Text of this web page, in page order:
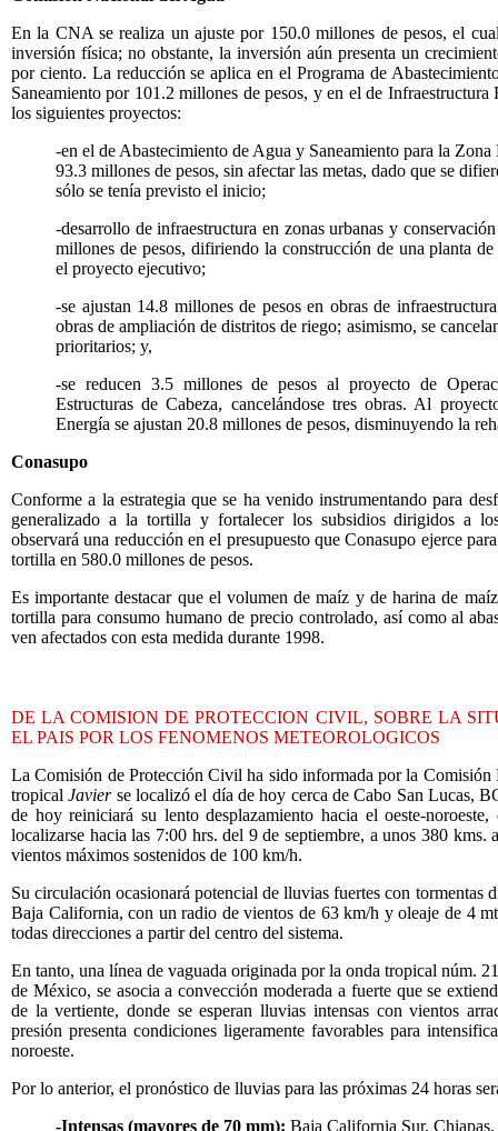
En la CNA se realiza un ajuste por 150.0 millones de pesos, el
inversión física; no obstante, la inversión aún presenta un
por ciento. La reducción se aplica en el Programa de
Saneamiento por 101.2 millones de pesos, y en el de
los siguientes proyectos:
-en el de Abastecimiento de Agua y Saneamiento para la
93.3 millones de pesos, sin afectar las metas, dado que se
sólo se tenía previsto el inicio;
-desarrollo de infraestructura en zonas urbanas y
millones de pesos, difiriendo la construcción de una planta
el proyecto ejecutivo;
-se ajustan 14.8 millones de pesos en obras de
obras de ampliación de distritos de riego; asimismo, se
prioritarios; y,
-se reducen 3.5 millones de pesos al proyecto de
Estructuras de Cabeza, cancelándose tres obras. Al
Energía se ajustan 20.8 millones de pesos, disminuyendo la
Conasupo
Conforme a la estrategia que se ha venido instrumentando para
generalizado a la tortilla y fortalecer los subsidios dirigidos a
observará una reducción en el presupuesto que Conasupo ejerce
tortilla en 580.0 millones de pesos.
Es importante destacar que el volumen de maíz y de harina de
tortilla para consumo humano de precio controlado, así como al
ven afectados con esta medida durante 1998.
DE LA COMISION DE PROTECCION CIVIL, SOBRE LA
EL PAIS POR LOS FENOMENOS METEOROLOGICOS
La Comisión de Protección Civil ha sido informada por la Comisión
tropicalJavierse localizó el día de hoy cerca de Cabo San Lucas,
de hoy reiniciará su lento desplazamiento hacia el oeste-
localizarse hacia las 7:00 hrs. del 9 de septiembre, a unos 380 kms.
vientos máximos sostenidos de 100 km/h.
Su circulación ocasionará potencial de lluvias fuertes con tormentas
Baja California, con un radio de vientos de 63 km/h y oleaje de 4
todas direcciones a partir del centro del sistema.
En tanto, una línea de vaguada originada por la onda tropical núm.
de México, se asocia a convección moderada a fuerte que se
de la vertiente, donde se esperan lluvias intensas con vientos
presión presenta condiciones ligeramente favorables para
noroeste.
Por lo anterior, el pronóstico de lluvias para las próximas 24 horas
-Intensas (mayores de 70 mm): Baja California Sur,